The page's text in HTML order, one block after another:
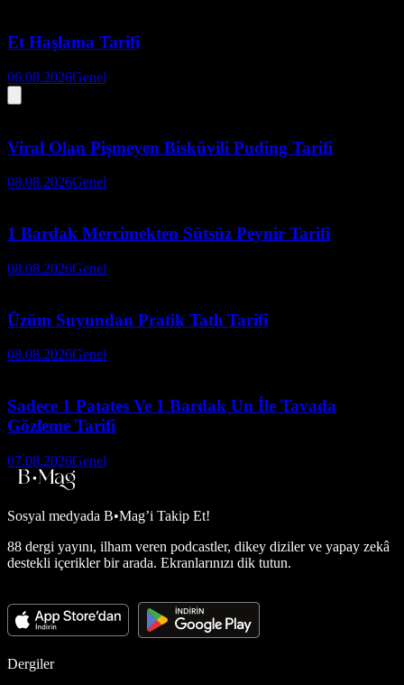
Et Haşlama Tarifi
06.08.2026Genel
Viral Olan Pişmeyen Bisküvili Puding Tarifi
08.08.2026Genel
1 Bardak Mercimekten Sütsüz Peynir Tarifi
08.08.2026Genel
Üzüm Suyundan Pratik Tatlı Tarifi
08.08.2026Genel
Sadece 1 Patates Ve 1 Bardak Un İle Tavada
Gözleme Tarifi
07.08.2026Genel
Sosyal medyada B•Mag’i Takip Et!
88 dergi yayını, ilham veren podcastler, dikey diziler ve yapay zekâ
destekli içerikler bir arada. Ekranlarınızı dik tutun.
Dergiler